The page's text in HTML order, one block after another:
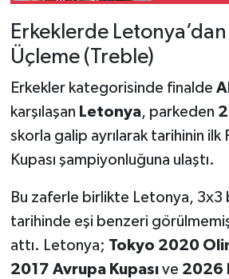
Erkeklerde
Üçleme (Treble)
Erkekler kategorisinde finalde
karşılaşan Letonya, parkeden
skorla galip ayrılarak tarihinin ilk
Kupası şampiyonluğuna ulaştı.
Bu zaferle birlikte Letonya, 3x3
tarihinde eşi benzeri
attı. Letonya; Tokyo 2020
2017 Avrupa Kupasıve 2026